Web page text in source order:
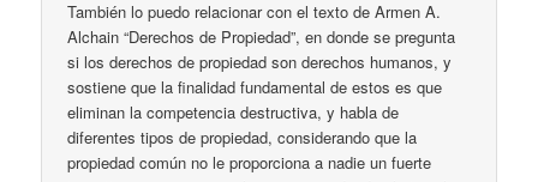
También lo puedo relacionar con el texto de Armen A.
Alchain “Derechos de Propiedad”, en donde se pregunta
si los derechos de propiedad son derechos humanos, y
sostiene que la finalidad fundamental de estos es que
eliminan la competencia destructiva, y habla de
diferentes tipos de propiedad, considerando que la
propiedad común no le proporciona a nadie un fuerte